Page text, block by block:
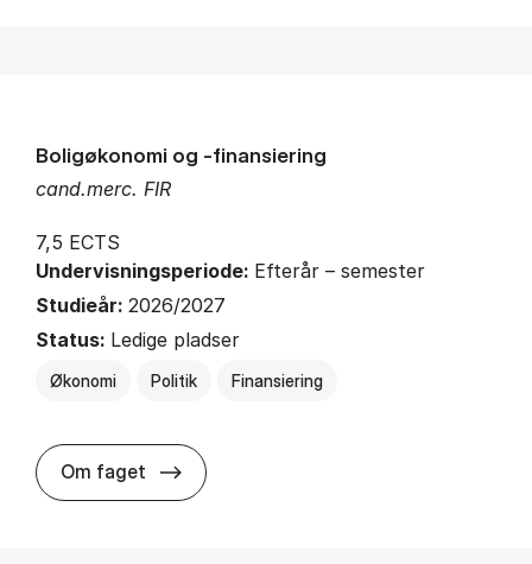
cand.merc. FIR
Boligøkonomi og -finansiering
7,5 ECTS
Undervisningsperiode: Efterår – semester
Studieår: 2026/2027
Status: Ledige pladser
Økonomi Politik Finansiering
Om faget about